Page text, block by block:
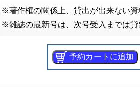
※著作権の関係上、貸出が出来ない資
※雑誌の最新号は、次号受入までは貸